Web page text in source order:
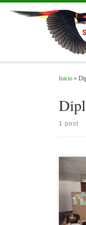
Skip to content
Inicio »
1 post
Con el
y